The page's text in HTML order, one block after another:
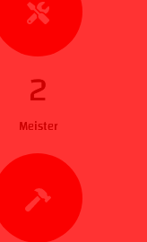
2
Meister